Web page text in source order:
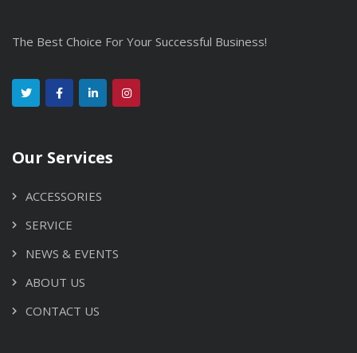
The Best Choice For Your Successful Business!
Our Services
ACCESSORIES
SERVICE
NEWS & EVENTS
ABOUT US
CONTACT US